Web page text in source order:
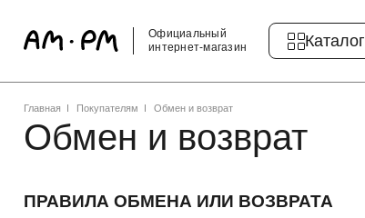
Официальный
интернет-магазин
Каталог
Главная Покупателям Обмен и возврат
Обмен и возврат
ПРАВИЛА ОБМЕНА ИЛИ ВОЗВРАТА